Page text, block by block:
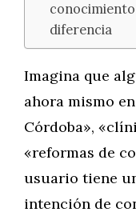
diferencia
Imagina que
ahora mismo
Córdoba»,
«reformas de
usuario tiene
intención de